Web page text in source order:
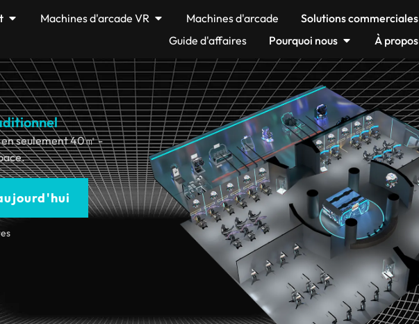
Machines d'arcade VR Machines d'arcade
Solutions commerciales
Guide d'affaires
Pourquoi nous À propos
en seulement 40㎡ -